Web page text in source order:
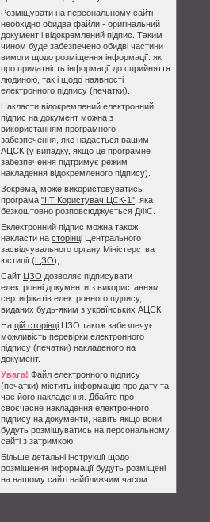
Розміщувати на персональному сайті
необхідно обидва файли - оригінальний
документ і відокремлений підпис. Таким
чином буде забезпечено обидві частини
вимоги щодо розміщення інформації: як
про придатність інформації до сприйняття
людиною, так і щодо наявності
електронного підпису (печатки).
Накласти відокремлений електронний
підпис на документ можна з
використанням програмного
забезпечення, яке надається вашим
АЦСК (у випадку, якщо це програмне
забезпечення підтримує режим
накладення відокремленого підпису).
Зокрема, може використовуватись
програма "ІІТ Користувач ЦСК-1" , яка
безкоштовно розповсюджується ДФС.
Еклектронний підпис можна також
накласти на сторінці Центрального
засвідчувального органу Міністерства
юстиції (ЦЗО),
Сайт ЦЗО дозволяє підписувати
електронні документи з використанням
сертифікатів електронного підпису,
виданих будь-яким з українських АЦСК.
На цій сторінці ЦЗО також забезпечує
можливість перевірки електронного
підпису (печатки) накладеного на
документ.
Увага! Файл електронного підпису
(печатки) містить інформацію про дату та
час його накладення. Дбайте про
своєчасне накладення електронного
підпису на документи, навіть якщо вони
будуть розміщуватись на персональному
сайті з затримкою.
Більше детальні інструкції щодо
розміщення інформації будуть розміщені
на нашому сайті найближчим часом.